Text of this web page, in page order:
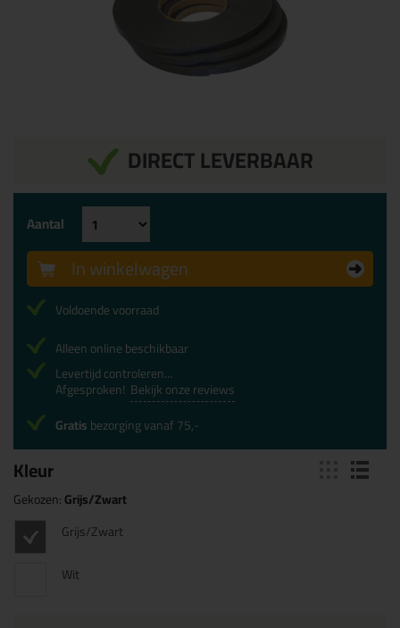
DIRECT LEVERBAAR
Kleur
Gekozen:Grijs/Zwart
Grijs/Zwart
Wit
Aantal
In winkelwagen
Voldoende voorraad
Alleen online beschikbaar
Levertijd controleren...
Afgesproken! Bekijk onze reviews
Gratisbezorging vanaf 75,-